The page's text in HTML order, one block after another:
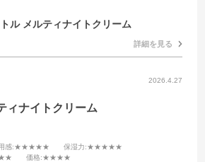
ル メルティナイトクリーム
詳細を見る
2026.4.27
ィナイトクリーム
感:★★★★★ 保湿力:★★★★★
価格:★★★★